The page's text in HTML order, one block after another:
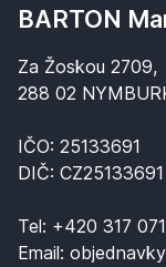
BARTON
Za Žoskou 2709,
288 02
IČO: 25133691
DIČ: CZ25133691
Tel: +420 317
Email: